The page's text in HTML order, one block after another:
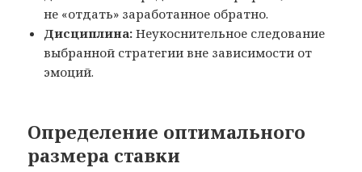
не «отдать» заработанное обратно.
Дисциплина: Неукоснительное следование
выбранной стратегии вне зависимости от
эмоций.
Определение оптимального
размера ставки